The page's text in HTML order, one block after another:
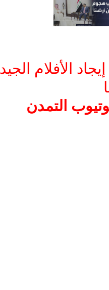
الأفلام
التمدن